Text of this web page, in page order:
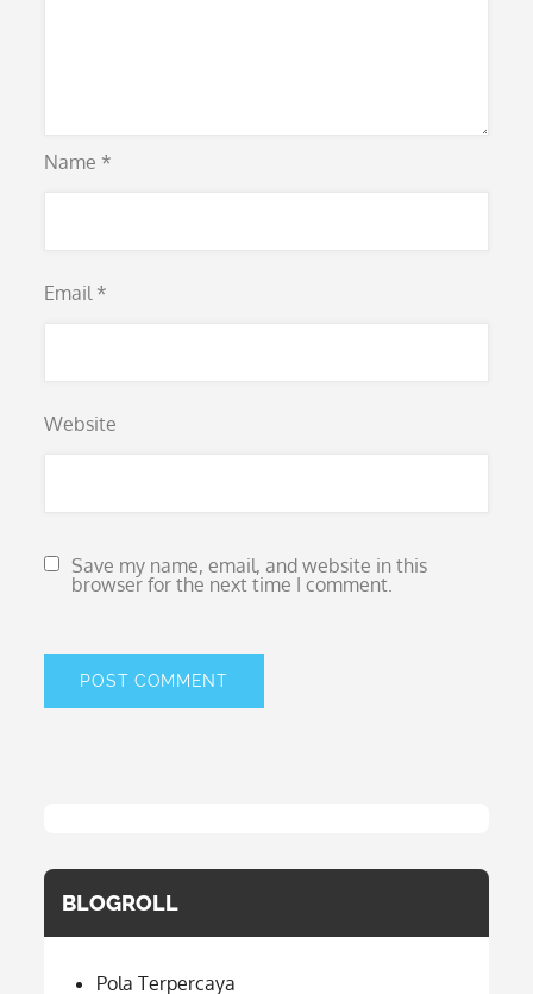
Name *
Email *
Website
Save my name, email, and website in this
browser for the next time I comment.
BLOGROLL
Pola Terpercaya